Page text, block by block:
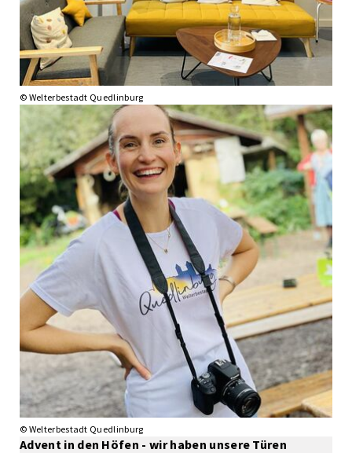
© Welterbestadt Quedlinburg
© Welterbestadt Quedlinburg
Advent in den Höfen - wir haben unsere Türen